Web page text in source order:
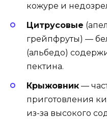
кожуре и
Цитрусовые
грейпфруты) —
(альбедо)
пектина.
Крыжовник —
приготовления
из-за высокого